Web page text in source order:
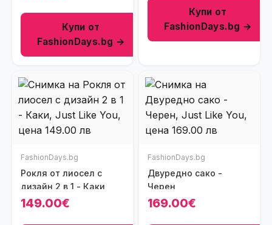
Купи от
FashionDays.bg →
Купи от
FashionDays.bg →
FashionDays.bg
Рокля от лиосел с
дизайн 2 в 1 - Каки
149.00€
FashionDays.bg
Двуредно сако -
Черен
169.00€